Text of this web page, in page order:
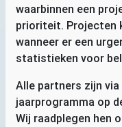
waarbinnen een
prioriteit. Projecten
wanneer er een
statistieken voor
Alle partners zijn
jaarprogramma op
Wij raadplegen hen